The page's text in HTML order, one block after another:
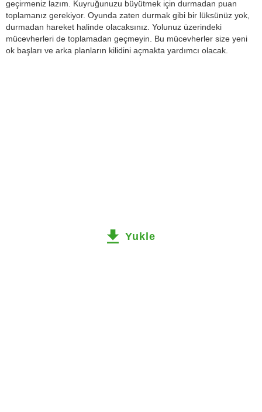
geçirmeniz lazım. Kuyruğunuzu büyütmek için durmadan puan
toplamanız gerekiyor. Oyunda zaten durmak gibi bir lüksünüz yok,
durmadan hareket halinde olacaksınız. Yolunuz üzerindeki
mücevherleri de toplamadan geçmeyin. Bu mücevherler size yeni
ok başları ve arka planların kilidini açmakta yardımcı olacak.
Yukle